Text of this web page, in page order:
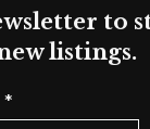
to
listings.
*